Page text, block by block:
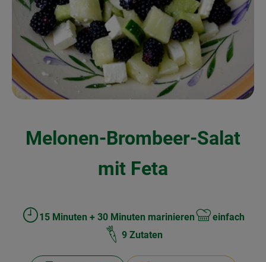
Kochen & Backen
Naturkost
Drogerie
Blog
Veranstaltungen
Melonen-Brombeer-Salat
mit Feta
Zubreitungszeit:
15 Minuten + 30 Minuten marinieren
Schwierigkeit:
einfach
9 Zutaten